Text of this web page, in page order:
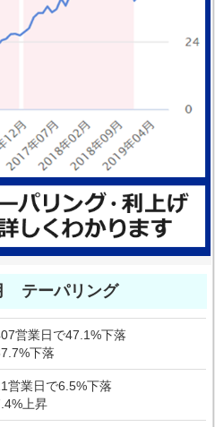
テーパリング
営業日で47.1%下落
下落
営業日で6.5%下落
上昇